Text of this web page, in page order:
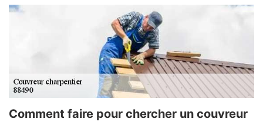
Comment faire pour chercher un couvreur